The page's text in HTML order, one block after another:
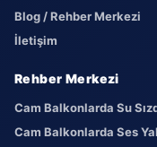
Blog / Rehber Merkezi
İletişim
Rehber Merkezi
Cam Balkonlarda Su
Cam Balkonlarda Ses